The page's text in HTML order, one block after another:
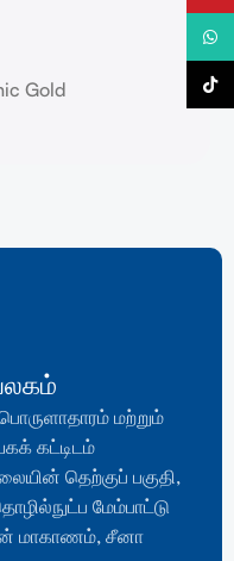
Gold
மற்றும்
கட்டிடம்
தெற்குப் பகுதி,
மேம்பாட்டு
மாகாணம், சீனா
டிக்